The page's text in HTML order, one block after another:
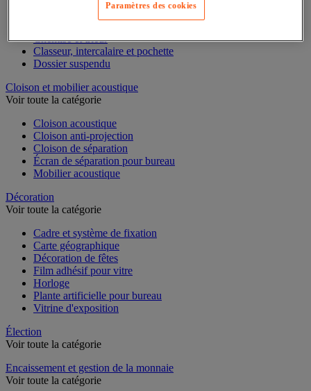
Chemise et trieur
Classeur, intercalaire et pochette
Dossier suspendu
Cloison et mobilier acoustique
Voir toute la catégorie
Cloison acoustique
Cloison anti-projection
Cloison de séparation
Écran de séparation pour bureau
Mobilier acoustique
Décoration
Voir toute la catégorie
Cadre et système de fixation
Carte géographique
Décoration de fêtes
Film adhésif pour vitre
Horloge
Plante artificielle pour bureau
Vitrine d'exposition
Élection
Voir toute la catégorie
Encaissement et gestion de la monnaie
Voir toute la catégorie
Paramètres des cookies